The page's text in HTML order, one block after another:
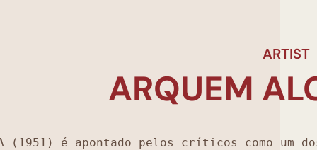
ARTIST
ARQUEM
(1951) é apontado pelos críticos